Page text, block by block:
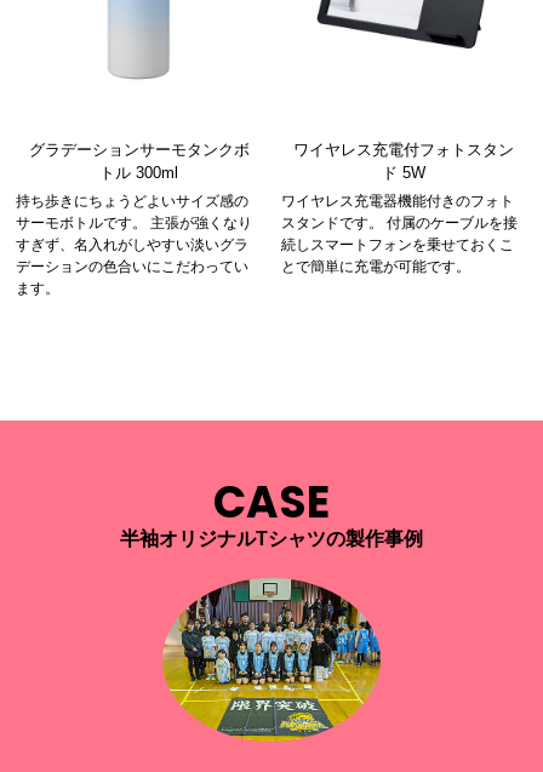
グラデーションサーモタンクボ
トル 300ml
持ち歩きにちょうどよいサイズ感の
サーモボトルです。 主張が強くなり
すぎず、名入れがしやすい淡いグラ
デーションの色合いにこだわってい
ます。
ワイヤレス充電付フォトスタン
ド 5W
ワイヤレス充電器機能付きのフォト
スタンドです。 付属のケーブルを接
続しスマートフォンを乗せておくこ
とで簡単に充電が可能です。
CASE
半袖オリジナルTシャツの製作事例